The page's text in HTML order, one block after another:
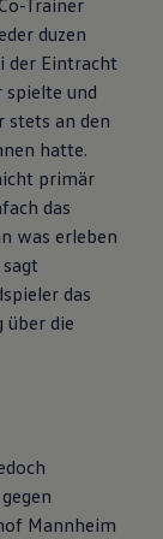
duzen
der Eintracht
und
stets an den
hatte.
primär
das
was erleben
das
über die
Mannheim